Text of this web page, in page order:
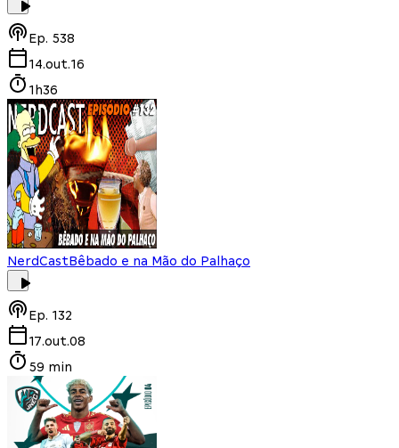
Ep. 538
14.out.16
1h36
NerdCastBêbado e na Mão do Palhaço
Ep. 132
17.out.08
59 min